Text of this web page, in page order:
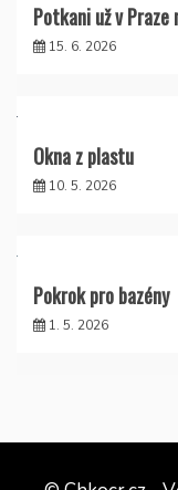
Potkani už v Praze
15. 6. 2026
Okna z plastu
10. 5. 2026
Pokrok pro bazény
1. 5. 2026